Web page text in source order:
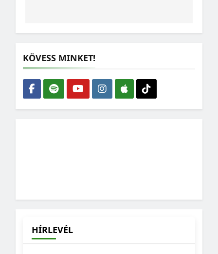
KÖVESS MINKET!
HÍRLEVÉL